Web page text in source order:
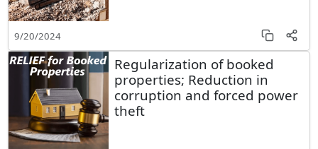
9/20/2024
Regularization of booked
properties; Reduction in
corruption and forced power
theft